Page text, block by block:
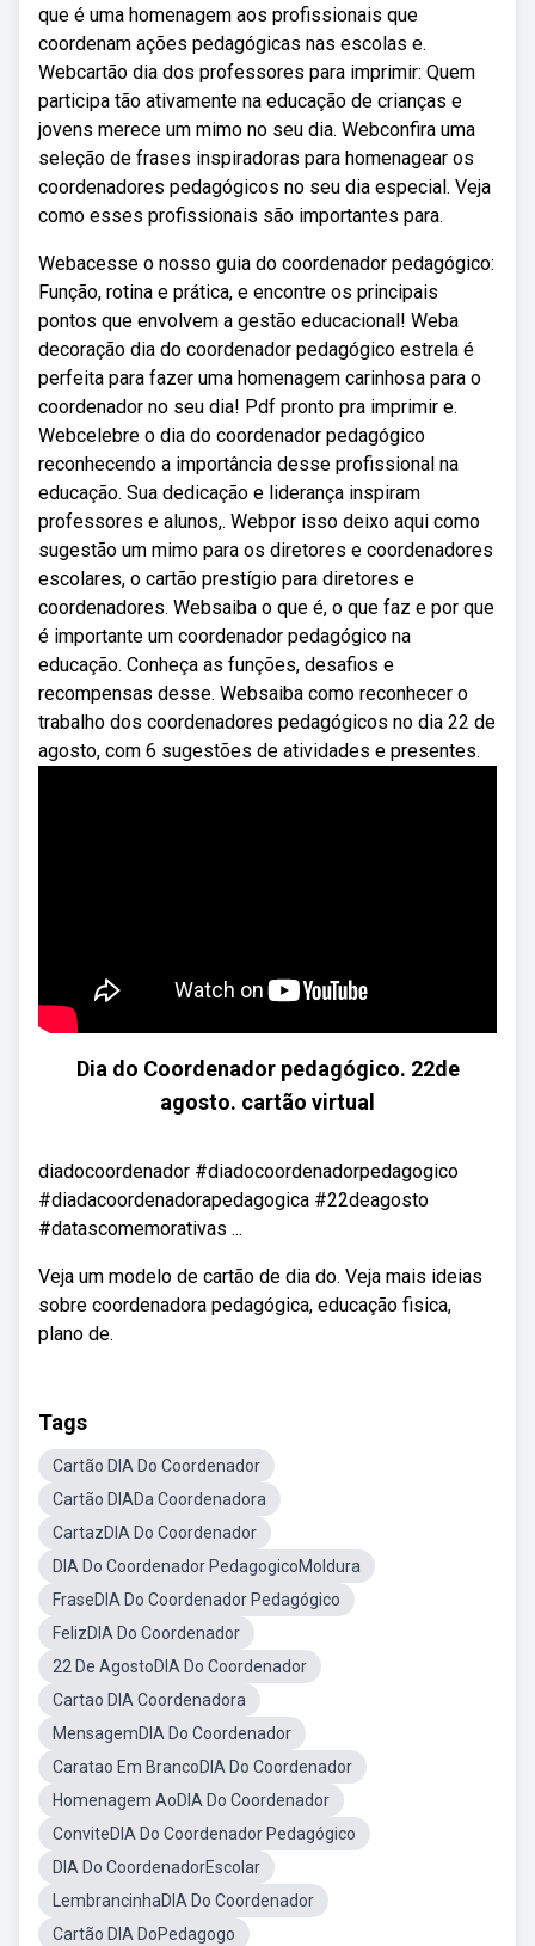
que é uma homenagem aos profissionais que
coordenam ações pedagógicas nas escolas e.
Webcartão dia dos professores para imprimir: Quem
participa tão ativamente na educação de crianças e
jovens merece um mimo no seu dia. Webconfira uma
seleção de frases inspiradoras para homenagear os
coordenadores pedagógicos no seu dia especial. Veja
como esses profissionais são importantes para.
Webacesse o nosso guia do coordenador pedagógico:
Função, rotina e prática, e encontre os principais
pontos que envolvem a gestão educacional! Weba
decoração dia do coordenador pedagógico estrela é
perfeita para fazer uma homenagem carinhosa para o
coordenador no seu dia! Pdf pronto pra imprimir e.
Webcelebre o dia do coordenador pedagógico
reconhecendo a importância desse profissional na
educação. Sua dedicação e liderança inspiram
professores e alunos,. Webpor isso deixo aqui como
sugestão um mimo para os diretores e coordenadores
escolares, o cartão prestígio para diretores e
coordenadores. Websaiba o que é, o que faz e por que
é importante um coordenador pedagógico na
educação. Conheça as funções, desafios e
recompensas desse. Websaiba como reconhecer o
trabalho dos coordenadores pedagógicos no dia 22 de
agosto, com 6 sugestões de atividades e presentes.
Dia do Coordenador pedagógico. 22de
agosto. cartão virtual
diadocoordenador #diadocoordenadorpedagogico
#diadacoordenadorapedagogica #22deagosto
#datascomemorativas ...
Veja um modelo de cartão de dia do. Veja mais ideias
sobre coordenadora pedagógica, educação fisica,
plano de.
Tags
Cartão DIA Do Coordenador
Cartão DIADa Coordenadora
CartazDIA Do Coordenador
DIA Do Coordenador PedagogicoMoldura
FraseDIA Do Coordenador Pedagógico
FelizDIA Do Coordenador
22 De AgostoDIA Do Coordenador
Cartao DIA Coordenadora
MensagemDIA Do Coordenador
Caratao Em BrancoDIA Do Coordenador
Homenagem AoDIA Do Coordenador
ConviteDIA Do Coordenador Pedagógico
DIA Do CoordenadorEscolar
LembrancinhaDIA Do Coordenador
Cartão DIA DoPedagogo